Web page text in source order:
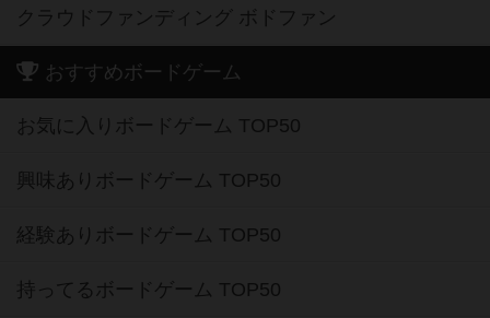
クラウドファンディング ボドファン
おすすめボードゲーム
お気に入りボードゲーム TOP50
興味ありボードゲーム TOP50
経験ありボードゲーム TOP50
持ってるボードゲーム TOP50